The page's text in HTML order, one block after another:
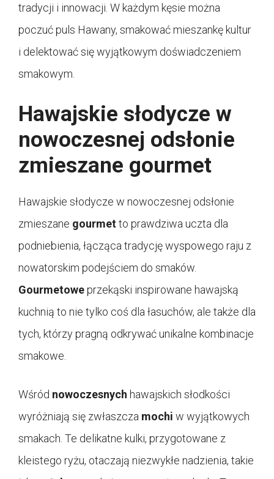
tradycji i innowacji. W każdym kęsie można
poczuć puls Hawany, smakować mieszankę kultur
i delektować się wyjątkowym doświadczeniem
smakowym.
Hawajskie słodycze w
nowoczesnej odsłonie
zmieszane gourmet
Hawajskie słodycze w nowoczesnej odsłonie
zmieszane gourmetto prawdziwa uczta dla
podniebienia, łącząca tradycję wyspowego raju z
nowatorskim podejściem do smaków.
Gourmetoweprzekąski inspirowane hawajską
kuchnią to nie tylko coś dla łasuchów, ale także dla
tych, którzy pragną odkrywać unikalne kombinacje
smakowe.
Wśród nowoczesnych hawajskich słodkości
wyróżniają się zwłaszcza mochi w wyjątkowych
smakach. Te delikatne kulki, przygotowane z
kleistego ryżu, otaczają niezwykłe nadzienia, takie